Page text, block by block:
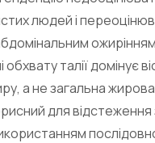
людей і
обхвату талії домінує
а не загальна
для відстеження